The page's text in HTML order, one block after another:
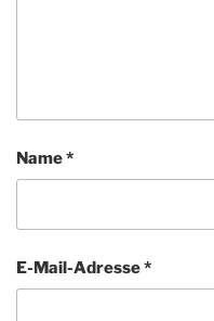
Name*
E-Mail-Adresse*